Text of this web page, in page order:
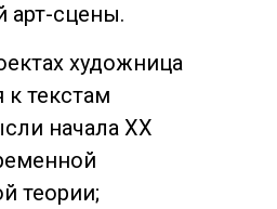
арт-сцены.
художница
к текстам
начала ХХ
теории;